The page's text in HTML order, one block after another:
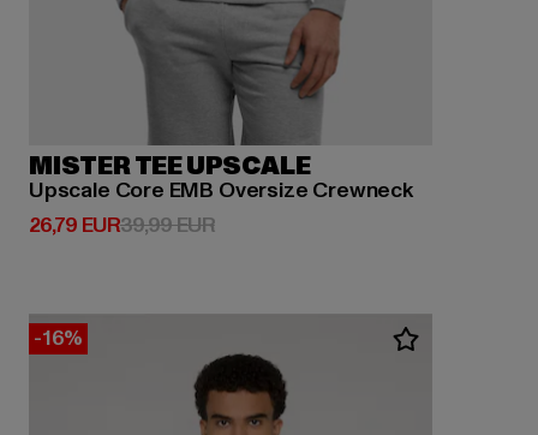
MISTER TEE UPSCALE
Upscale Core EMB Oversize Crewneck
26,79 EUR
Derzeitiger Preis: 26,79 EUR
39,99 EURAktionspreis: 39,99 EUR
-16%